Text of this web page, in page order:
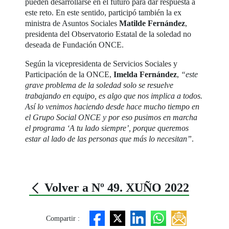
este reto. En este sentido, participó también la ex
ministra de Asuntos SocialesMatilde Fernández,
presidenta del Observatorio Estatal de la soledad no
deseada de Fundación ONCE.
Según la vicepresidenta de Servicios Sociales y
Participación de la ONCE,Imelda Fernández, “este
grave problema de la soledad solo se resuelve
trabajando en equipo, es algo que nos implica a todos.
Así lo venimos haciendo desde hace mucho tiempo en
el Grupo Social ONCE y por eso pusimos en marcha
el programa ‘A tu lado siempre’, porque queremos
estar al lado de las personas que más lo necesitan”.
Volver a Nº 49. XUÑO 2022
Compartir :